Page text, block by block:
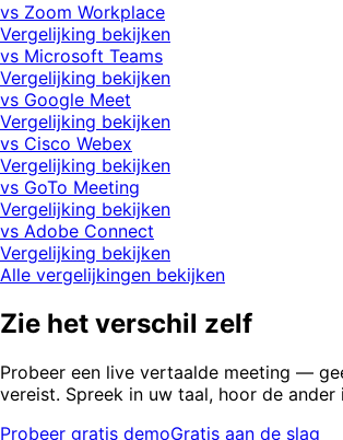
vs Zoom Workplace
Vergelijking bekijken
vs Microsoft Teams
Vergelijking bekijken
vs Google Meet
Vergelijking bekijken
vs Cisco Webex
Vergelijking bekijken
vs GoTo Meeting
Vergelijking bekijken
vs Adobe Connect
Vergelijking bekijken
Alle vergelijkingen bekijken
Zie het verschil zelf
Probeer een live vertaalde meeting —
vereist. Spreek in uw taal, hoor de ander
Probeer gratis demoGratis aan de slag